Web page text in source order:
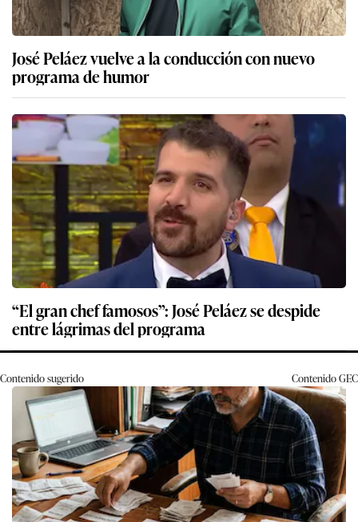
José Peláez vuelve a la conducción con nuevo
programa de humor
“El gran chef famosos”: José Peláez se despide
entre lágrimas del programa
Contenido sugerido ContenidoGEC